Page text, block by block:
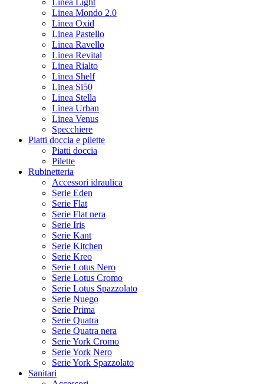
Linea Light
Linea Mondo 2.0
Linea Oxid
Linea Pastello
Linea Ravello
Linea Revital
Linea Rialto
Linea Shelf
Linea Si50
Linea Stella
Linea Urban
Linea Venus
Specchiere
Piatti doccia e pilette
Piatti doccia
Pilette
Rubinetteria
Accessori idraulica
Serie Eden
Serie Flat
Serie Flat nera
Serie Iris
Serie Kant
Serie Kitchen
Serie Kreo
Serie Lotus Nero
Serie Lotus Cromo
Serie Lotus Spazzolato
Serie Nuego
Serie Prima
Serie Quatra
Serie Quatra nera
Serie York Cromo
Serie York Nero
Serie York Spazzolato
Sanitari